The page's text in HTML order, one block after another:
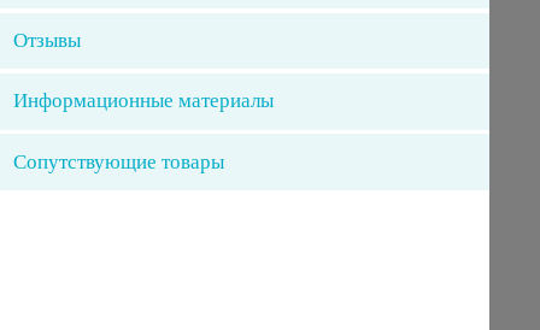
Отзывы
Информационные материалы
Сопутствующие товары